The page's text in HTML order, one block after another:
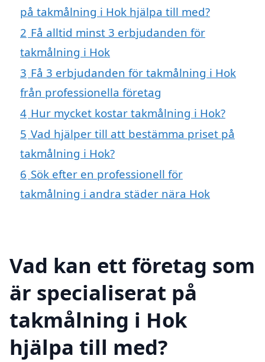
på takmålning i Hok hjälpa till med?
2 Få alltid minst 3 erbjudanden för
takmålning i Hok
3 Få 3 erbjudanden för takmålning i Hok
från professionella företag
4 Hur mycket kostar takmålning i Hok?
5 Vad hjälper till att bestämma priset på
takmålning i Hok?
6 Sök efter en professionell för
takmålning i andra städer nära Hok
Vad kan ett företag som
är specialiserat på
takmålning i Hok
hjälpa till med?